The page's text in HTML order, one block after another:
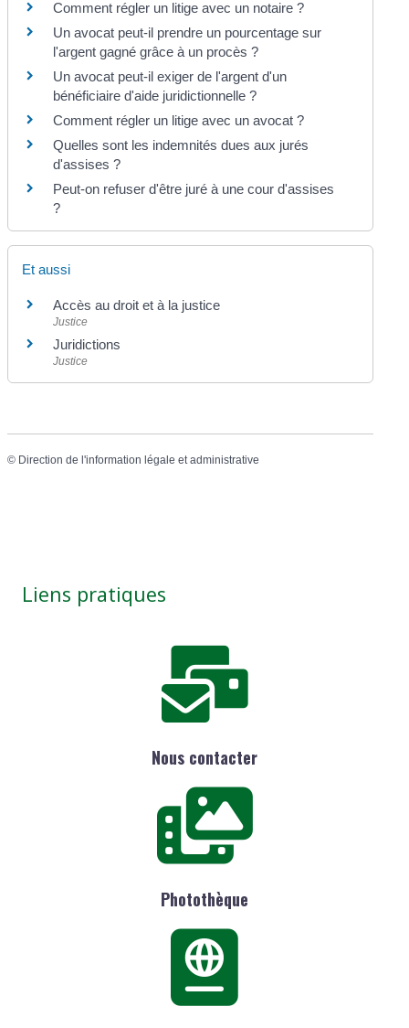
Comment régler un litige avec un notaire ?
Un avocat peut-il prendre un pourcentage sur
l'argent gagné grâce à un procès ?
Un avocat peut-il exiger de l'argent d'un
bénéficiaire d'aide juridictionnelle ?
Comment régler un litige avec un avocat ?
Quelles sont les indemnités dues aux jurés
d'assises ?
Peut-on refuser d'être juré à une cour d'assises
?
Et aussi
Accès au droit et à la justice
Justice
Juridictions
Justice
© Direction de l'information légale et administrative
Liens pratiques
Nous contacter
Photothèque